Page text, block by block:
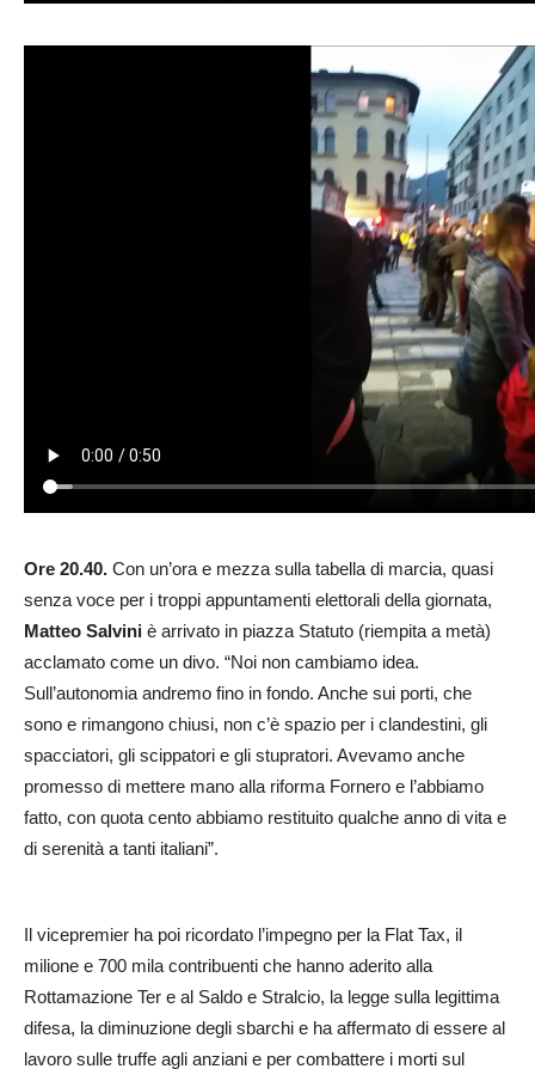
Ore 20.40. Con un’ora e mezza sulla tabella di marcia, quasi
senza voce per i troppi appuntamenti elettorali della giornata,
Matteo Salvini è arrivato in piazza Statuto (riempita a metà)
acclamato come un divo. “Noi non cambiamo idea.
Sull’autonomia andremo fino in fondo. Anche sui porti, che
sono e rimangono chiusi, non c’è spazio per i clandestini, gli
spacciatori, gli scippatori e gli stupratori. Avevamo anche
promesso di mettere mano alla riforma Fornero e l’abbiamo
fatto, con quota cento abbiamo restituito qualche anno di vita e
di serenità a tanti italiani”.
Il vicepremier ha poi ricordato l’impegno per la Flat Tax, il
milione e 700 mila contribuenti che hanno aderito alla
Rottamazione Ter e al Saldo e Stralcio, la legge sulla legittima
difesa, la diminuzione degli sbarchi e ha affermato di essere al
lavoro sulle truffe agli anziani e per combattere i morti sul